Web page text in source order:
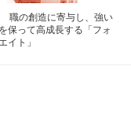
職の創造に寄与し、強い
保って高成長する「フォ
イト」